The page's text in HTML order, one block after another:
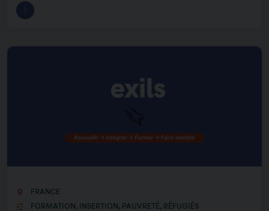
FRANCE
FORMATION , INSERTION , PAUVRETÉ, RÉFUGIÉS